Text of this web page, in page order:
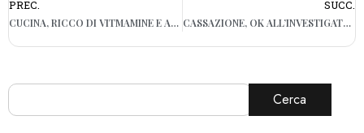
PREC.
CUCINA, RICCO DI VITMAMINE E ANTINFIAMMATORIO. OGGI IN TAVOLA IL MANDARINO
SUCC.
CASSAZIONE, OK ALL’INVESTIGATORE PER ACCERTARE SE LA MALATTIA DEL DIPENDENTE È VERA
Cerca